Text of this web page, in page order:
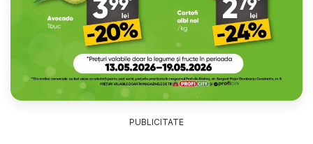
PUBLICITATE